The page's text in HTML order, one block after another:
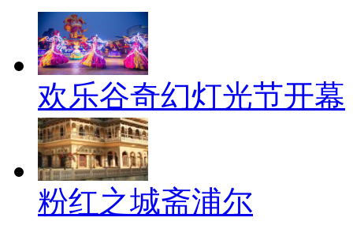
欢乐谷奇幻灯光节开幕
粉红之城斋浦尔